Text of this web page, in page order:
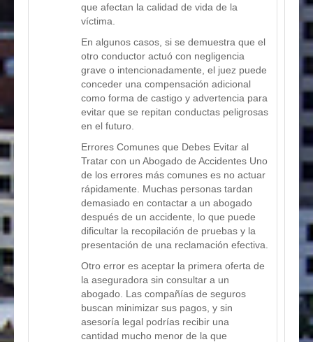
que afectan la calidad de vida de la
víctima.
En algunos casos, si se demuestra que el
otro conductor actuó con negligencia
grave o intencionadamente, el juez puede
conceder una compensación adicional
como forma de castigo y advertencia para
evitar que se repitan conductas peligrosas
en el futuro.
Errores Comunes que Debes Evitar al
Tratar con un Abogado de Accidentes Uno
de los errores más comunes es no actuar
rápidamente. Muchas personas tardan
demasiado en contactar a un abogado
después de un accidente, lo que puede
dificultar la recopilación de pruebas y la
presentación de una reclamación efectiva.
Otro error es aceptar la primera oferta de
la aseguradora sin consultar a un
abogado. Las compañías de seguros
buscan minimizar sus pagos, y sin
asesoría legal podrías recibir una
cantidad mucho menor de la que